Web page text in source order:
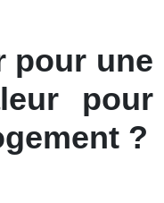
pour une
pour
?